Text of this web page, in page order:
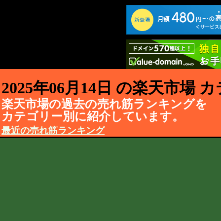
2025年06月14日 の楽天市場
楽天市場の過去の売れ筋ランキングを
カテゴリー別に紹介しています。
最近の売れ筋ランキング